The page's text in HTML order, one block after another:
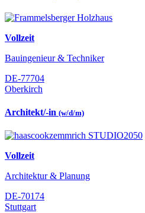
Vollzeit
Bauingenieur & Techniker
DE-77704
Oberkirch
Architekt/-in (w/d/m)
Vollzeit
Architektur & Planung
DE-70174
Stuttgart